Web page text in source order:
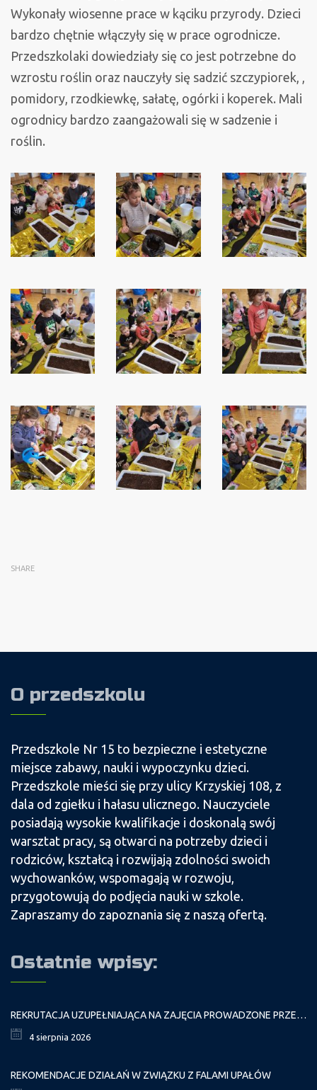
Wykonały wiosenne prace w kąciku przyrody. Dzieci
bardzo chętnie włączyły się w prace ogrodnicze.
Przedszkolaki dowiedziały się co jest potrzebne do
wzrostu roślin oraz nauczyły się sadzić szczypiorek, ,
pomidory, rzodkiewkę, sałatę, ogórki i koperek. Mali
ogrodnicy bardzo zaangażowali się w sadzenie i
roślin.
SHARE
O przedszkolu
Przedszkole Nr 15 to bezpieczne i estetyczne
miejsce zabawy, nauki i wypoczynku dzieci.
Przedszkole mieści się przy ulicy Krzyskiej 108, z
dala od zgiełku i hałasu ulicznego. Nauczyciele
posiadają wysokie kwalifikacje i doskonalą swój
warsztat pracy, są otwarci na potrzeby dzieci i
rodziców, kształcą i rozwijają zdolności swoich
wychowanków, wspomagają w rozwoju,
przygotowują do podjęcia nauki w szkole.
Zapraszamy do zapoznania się z naszą ofertą.
Ostatnie wpisy:
REKRUTACJA UZUPEŁNIAJĄCA NA ZAJĘCIA PROWADZONE PRZEZ PAŁAC MŁODZIEŻY W ROKU SZKOLNYM 2026/2027
4 sierpnia 2026
REKOMENDACJE DZIAŁAŃ W ZWIĄZKU Z FALAMI UPAŁÓW